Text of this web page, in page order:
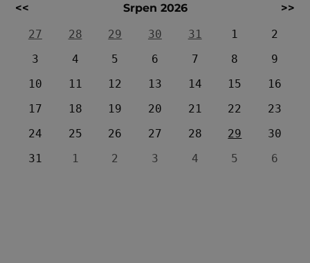
<< Srpen 2026
>>
27
28 29 30 31 1
2
3
4 5 6 7 8
9
10
11 12 13 14 15
16
17
18 19 20 21 22
23
24
25 26 27 28 29
30
31
1 2 3 4 5 6